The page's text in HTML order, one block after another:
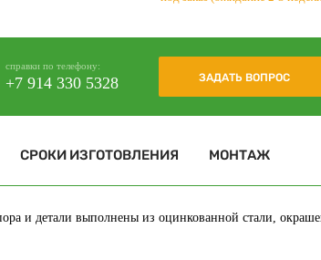
справки по телефону:
+7 914 330 5328 ЗАДАТЬ ВОПРОС
СРОКИ ИЗГОТОВЛЕНИЯ МОНТАЖ
и детали выполнены из оцинкованной стали,